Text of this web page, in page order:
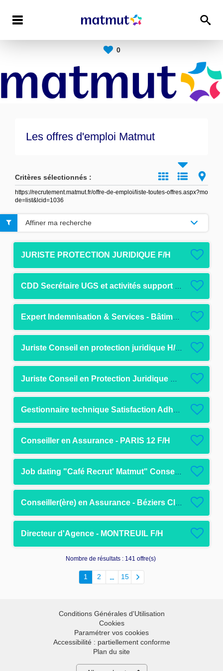
0
Les offres d'emploi Matmut
Critères sélectionnés :
https://recrutement.matmut.fr/offre-de-emploi/liste-toutes-offres.aspx?mo
de=list&lcid=1036
JURISTE PROTECTION JURIDIQUE F/H
Conseiller en Assurance - PARIS 12 F/H
Directeur d'Agence - MONTREUIL F/H
Affiner ma recherche
Nombre de résultats : 141 offre(s)
1 2 15
Conditions Générales d'Utilisation
Cookies
Paramétrer vos cookies
Accessibilité : partiellement conforme
Plan du site